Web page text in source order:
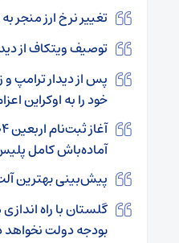
تغییر نرخ ارز
توصیف ویتکاف از
پس از دیدار ترامپ
خود را به اوکراین
آماده‌باش کامل پلیس
پیش‌بینی بهترین آلت
گلستان با راه
بودجه دولت